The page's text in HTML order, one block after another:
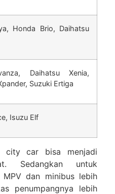
Honda Brio, Daihatsu
Daihatsu Xenia,
Suzuki Ertiga
Isuzu Elf
city car bisa menjadi
Sedangkan untuk
MPV dan minibus lebih
penumpangnya lebih